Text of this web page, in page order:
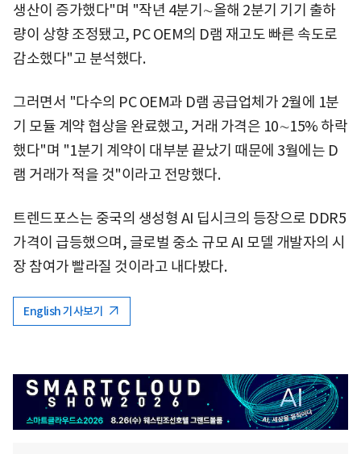
생산이 증가했다"며 "작년 4분기∼올해 2분기 기기 출하
량이 상향 조정됐고, PC OEM의 D램 재고도 빠른 속도로
감소했다"고 분석했다.
그러면서 "다수의 PC OEM과 D램 공급업체가 2월에 1분
기 모듈 계약 협상을 완료했고, 거래 가격은 10∼15% 하락
했다"며 "1분기 계약이 대부분 끝났기 때문에 3월에는 D
램 거래가 적을 것"이라고 전망했다.
트렌드포스는 중국의 생성형 AI 딥시크의 등장으로 DDR5
가격이 급등했으며, 글로벌 중소 규모 AI 모델 개발자의 시
장 참여가 빨라질 것이라고 내다봤다.
English 기사보기